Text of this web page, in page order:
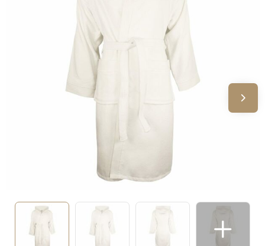
Voetbal, EK en WK
Voor de bouw
Zomergeschenken
Zomerpakketten